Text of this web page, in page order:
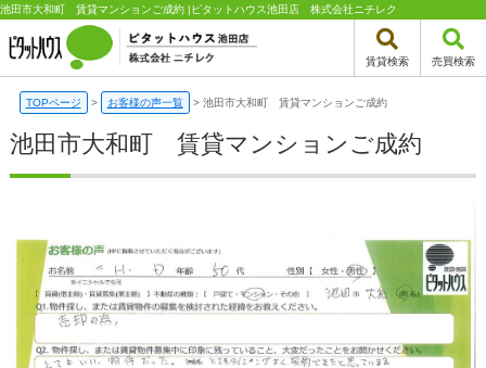
池田市大和町 賃貸マンションご成約 |ピタットハウス池田店 株式会社ニチレク
賃貸検索 売買検索
TOPページ > お客様の声一覧 > 池田市大和町 賃貸マンションご成約
池田市大和町 賃貸マンションご成約